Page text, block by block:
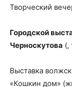
Творческий
Городской
Черноскутова (,
Выставка
«Кошкин дом»